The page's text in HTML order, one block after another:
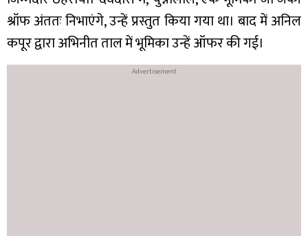
श्रॉफ अंततः निभाएंगे, उन्हें प्रस्तुत किया गया था। बाद में अनिल
कपूर द्वारा अभिनीत ताल में भूमिका उन्हें ऑफर की गई।